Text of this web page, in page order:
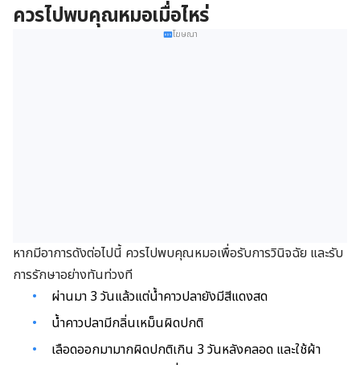
ควรไปพบคุณหมอเมื่อไหร่
โฆษณา
หากมีอาการดังต่อไปนี้ ควรไปพบคุณหมอเพื่อรับการวินิจฉัย และรับ
การรักษาอย่างทันท่วงที
ผ่านมา 3 วันแล้วแต่น้ำคาวปลายังมีสีแดงสด
น้ำคาวปลามีกลิ่นเหม็นผิดปกติ
เลือดออกมามากผิดปกติเกิน 3 วันหลังคลอด และใช้ผ้า